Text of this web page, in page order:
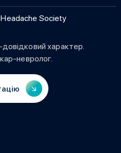
Headache Society
характер.
невролог.